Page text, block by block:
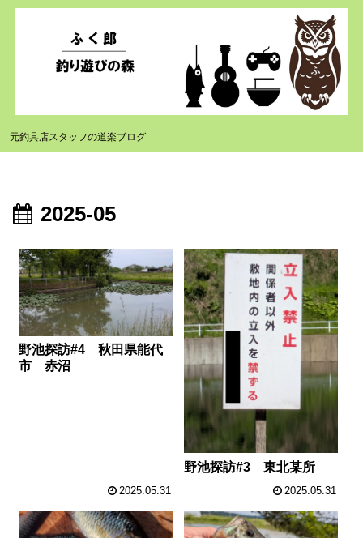
元釣具店スタッフの道楽ブログ
2025-05
野池探訪#4 秋田県能代
市 赤沼
2025.05.31
野池探訪#3 東北某所
2025.05.31